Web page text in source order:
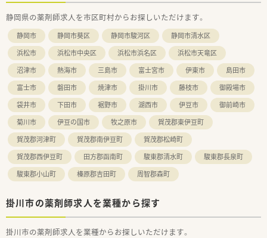
■開園時間：平日8:30～18:00
※第1・3土曜日は開園日となります。
■閉園日：土曜日、日曜日、祝日
■対象年齢：0歳児～3歳児
■保育料：18,000円/月
静岡県の薬剤師求人を市区町村からお探しいただけます。
静岡市 静岡市葵区 静岡市駿河区
静岡市清水区
浜松市
浜松市中央区 浜松市浜名区
浜松市天竜区
沼津市
熱海市 三島市 富士宮市 伊東市
島田市
富士市
磐田市 焼津市 掛川市 藤枝市
御殿場市
袋井市
下田市 裾野市 湖西市 伊豆市
御前崎市
菊川市
伊豆の国市 牧之原市
賀茂郡東伊豆町
賀茂郡河津町
賀茂郡南伊豆町
賀茂郡松崎町
賀茂郡西伊豆町
田方郡函南町 駿東郡清水町
駿東郡長泉町
駿東郡小山町
榛原郡吉田町 周智郡森町
掛川市の薬剤師求人を業種から探す
掛川市の薬剤師求人を業種からお探しいただけます。